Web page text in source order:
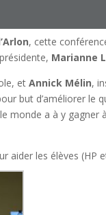
, cette
Marianne
etAnnick Mélin,
but d’améliorer le
a à y
aider les élèves (HP